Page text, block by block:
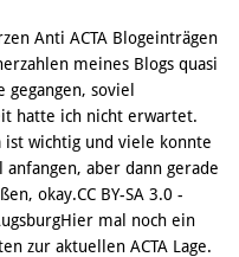
Anti ACTA Blogeinträgen
meines Blogs quasi
gegangen, soviel
hatte ich nicht erwartet.
ist wichtig und viele konnte
aber dann gerade
okay.CC BY-SA 3.0 -
mal noch ein
zur aktuellen ACTA Lage.